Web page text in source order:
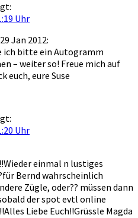
Uhr
Jan 2012:
ich bitte ein Autogramm
– weiter so! Freue mich auf
euch, eure Suse
Uhr
einmal n lustiges
Bernd wahrscheinlich
Zügle, oder?? müssen dann
der spot evtl online
Liebe Euch!!Grüssle Magda